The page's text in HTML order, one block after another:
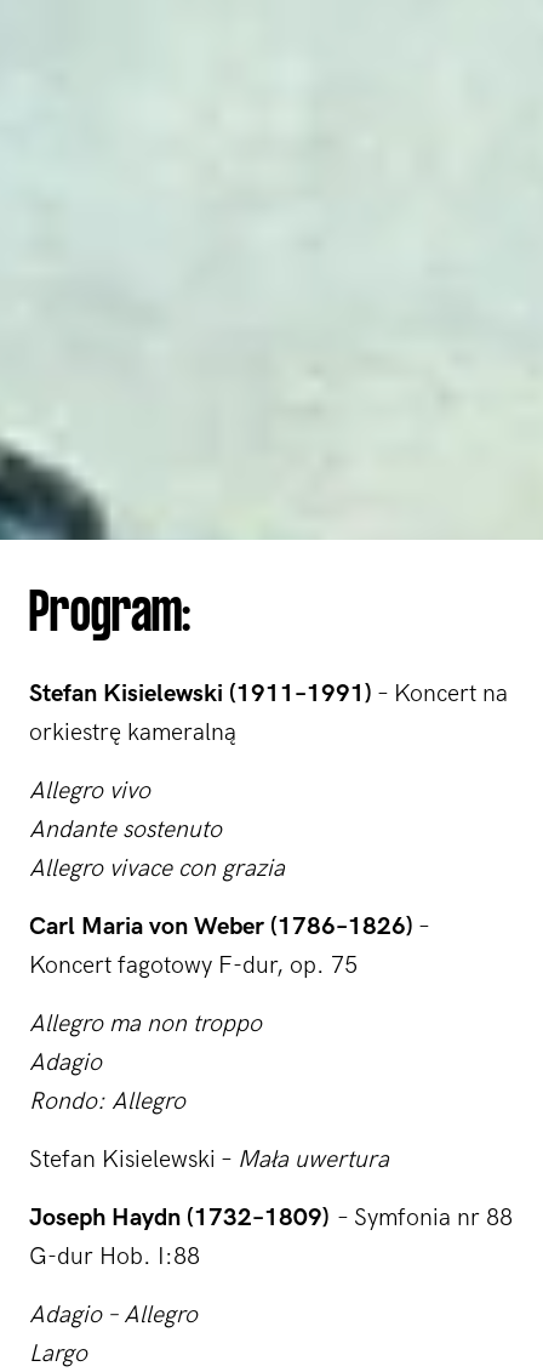
Program:
Stefan Kisielewski (1911–1991) – Koncert na
orkiestrę kameralną
Allegro vivo
Andante sostenuto
Allegro vivace con grazia
Carl Maria von Weber (1786–1826) –
Koncert fagotowy F-dur, op. 75
Allegro ma non troppo
Adagio
Rondo: Allegro
Stefan Kisielewski – Mała uwertura
Joseph Haydn (1732–1809) – Symfonia nr 88
G-dur Hob. I:88
Adagio – Allegro
Largo